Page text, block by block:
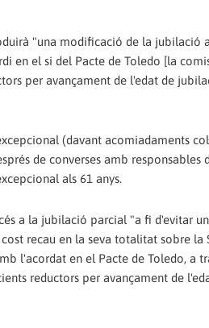
"una modificació de la jubilació
en el si del Pacte de Toledo [la
per avançament de l'edat de
(davant acomiadaments
de converses amb responsables
als 61 anys.
a la jubilació parcial "a fi d'evitar
recau en la seva totalitat sobre la
l'acordat en el Pacte de Toledo, a
reductors per avançament de